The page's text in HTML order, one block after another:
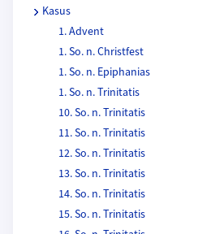
Kasus
1. Advent
1. So. n. Christfest
1. So. n. Epiphanias
1. So. n. Trinitatis
10. So. n. Trinitatis
11. So. n. Trinitatis
12. So. n. Trinitatis
13. So. n. Trinitatis
14. So. n. Trinitatis
15. So. n. Trinitatis